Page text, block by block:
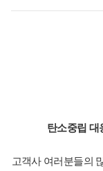
탄소중립 대
고객사 여러분들의